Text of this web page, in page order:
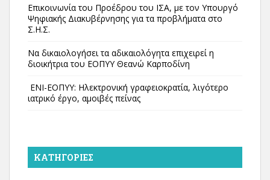
Επικοινωνία του Προέδρου του ΙΣΑ, με τον Υπουργό
Ψηφιακής Διακυβέρνησης για τα προβλήματα στο
Σ.Η.Σ.
Να δικαιολογήσει τα αδικαιολόγητα επιχειρεί η
διοικήτρια του ΕΟΠΥΥ Θεανώ Καρποδίνη
ΕΝΙ-ΕΟΠΥΥ: Ηλεκτρονική γραφειοκρατία, λιγότερο
ιατρικό έργο, αμοιβές πείνας
KΑΤΗΓΟΡΊΕΣ